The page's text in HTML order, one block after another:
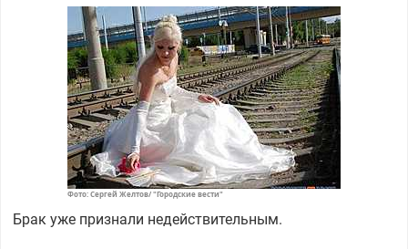
Фото: Сергей Желтов/ "Городские вести"
Брак уже признали недействительным.